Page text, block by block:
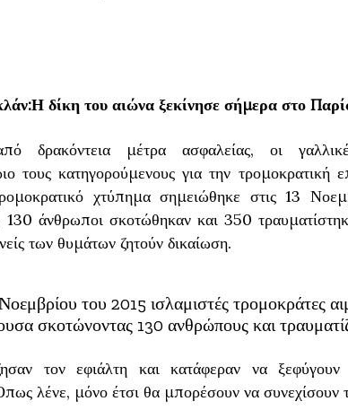
δίκη του αιώνα ξεκίνησε σήμερα στο
δρακόντεια μέτρα ασφαλείας, οι
τους κατηγορούμενους για την
χτύπημα σημειώθηκε στις 13
130 άνθρωποι σκοτώθηκαν και 350
των θυμάτων ζητούν δικαίωση.
του 2015 ισλαμιστές τρομοκράτες
σκοτώνοντας 130 ανθρώπους και
τον εφιάλτη και κατάφεραν να
λένε, μόνο έτσι θα μπορέσουν να συνεχίσουν